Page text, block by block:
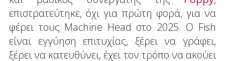
επιστρατεύτηκε, όχι για πρώτη φορά, για να
φέρει τους Machine Head στο 2025. Ο Fish
είναι εγγύηση επιτυχίας, ξέρει να γράφει,
ξέρει να κατευθύνει, έχει τον τρόπο να ακούει